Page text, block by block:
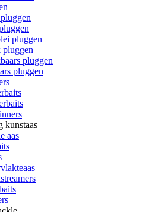
pluggen
pluggen
pluggen
pluggen
kunstaas
aas